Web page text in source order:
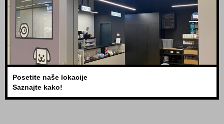
Posetite naše lokacije
Saznajte kako!